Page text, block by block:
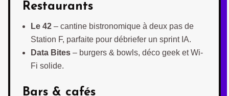
Restaurants
Le 42 – cantine bistronomique à deux pas de
Station F, parfaite pour débriefer un sprint IA.
Data Bites – burgers & bowls, déco geek et Wi-
Fi solide.
Bars & cafés